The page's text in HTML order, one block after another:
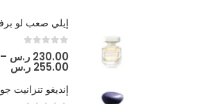
0
out of 5
230.00 ر.س –
255.00 ر.س